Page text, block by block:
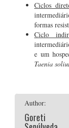
Ciclos
formas
Ciclo
e um
Taenia
Author:
Goreti